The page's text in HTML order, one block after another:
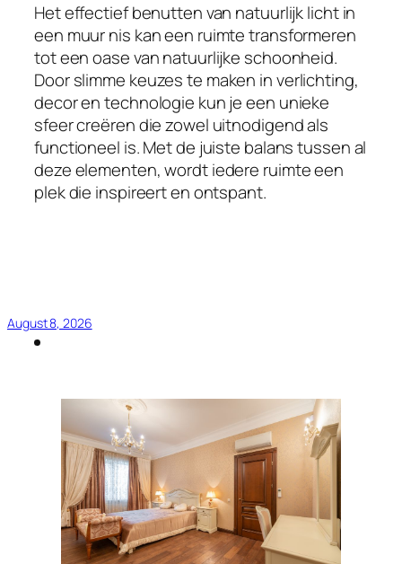
Het effectief benutten van natuurlijk licht in
een muur nis kan een ruimte transformeren
tot een oase van natuurlijke schoonheid.
Door slimme keuzes te maken in verlichting,
decor en technologie kun je een unieke
sfeer creëren die zowel uitnodigend als
functioneel is. Met de juiste balans tussen al
deze elementen, wordt iedere ruimte een
plek die inspireert en ontspant.
August 8, 2026